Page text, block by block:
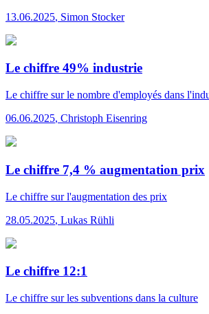
13.06.2025, Simon Stocker
Le chiffre 49% industrie
Le chiffre sur le nombre d'employés dans
06.06.2025, Christoph Eisenring
Le chiffre 7,4 % augmentation prix
Le chiffre sur l'augmentation des prix
28.05.2025, Lukas Rühli
Le chiffre 12:1
Le chiffre sur les subventions dans la culture